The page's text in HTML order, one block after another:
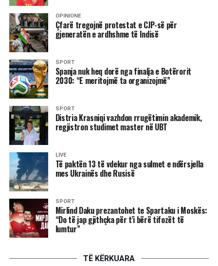
automatike Hapni WhatsApp Shkoni te “Cilësimet” Zgjidhni
“Ruajtja dhe të dhënat” Tek “Shkarkimi automatik i
mediave” hiqni të gjitha shenjat tek të gjitha llojet e
skedarëve Në iOS: tek të gjitha mediat vendosni “Kurrë”
Shënim: Fotot dhe videot nuk do ruhen më automatikisht
edhe në biseda individuale.
Parandaloni ruajtjen në galeri Hapni cilësimet e WhatsApp
Shkoni te “Bisedat” Çaktivizoni “Shfaqjen e mediave” Në
iOS: çaktivizoni “Ruaj në Foto” Shënim: Mediat do të
shkarkohen ende, por nuk do ruhen ose shpërndahen
automatikisht. Kufizoni ftesat për grupe Në cilësime
shkoni te “Privatësia” Zgjidhni “Grupet” Në vend të “Të
gjithë”, vendosni “Kontakte të mia” ose “Kontakte të mia
përveç …” Përjashtoni kontaktet e panjohura ose të
dyshimta /Bild/
OPINIONE
Çfarë tregojnë protestat e CJP-së për
gjeneratën e ardhshme të Indisë
SPORT
Spanja nuk heq dorë nga finalja e Botërorit
2030: “E meritojmë ta organizojmë”
SPORT
Distria Krasniqi vazhdon rrugëtimin akademik,
regjistron studimet master në UBT
LIVE
Të paktën 13 të vdekur nga sulmet e ndërsjella
mes Ukrainës dhe Rusisë
SPORT
Mirlind Daku prezantohet te Spartaku i Moskës:
“Do të jap gjithçka për t’i bërë tifozët të
lumtur”
TË KËRKUARA